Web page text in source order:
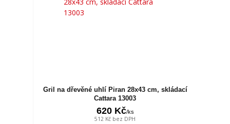
Gril na dřevěné uhlí Piran 28x43 cm, skládací
Cattara 13003
620 Kč/ks
512 Kč bez DPH